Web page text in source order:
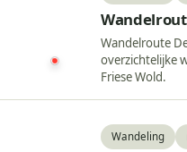
Wandelroute
overzichtelijke
Friese Wold.
Wandeling